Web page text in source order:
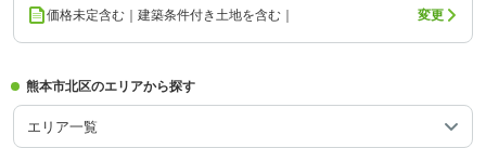
価格未定含む｜建築条件付き土地を含む｜ 変更
熊本市北区のエリアから探す
エリア一覧